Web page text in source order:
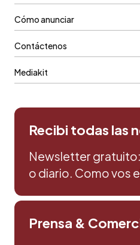
Cómo anunciar
Contáctenos
Mediakit
Recibi todas las
Newsletter
o diario. Como vos
Prensa &